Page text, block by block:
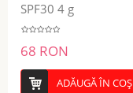
SPF30 4 g
68 RON
ADĂUGĂ ÎN COŞ